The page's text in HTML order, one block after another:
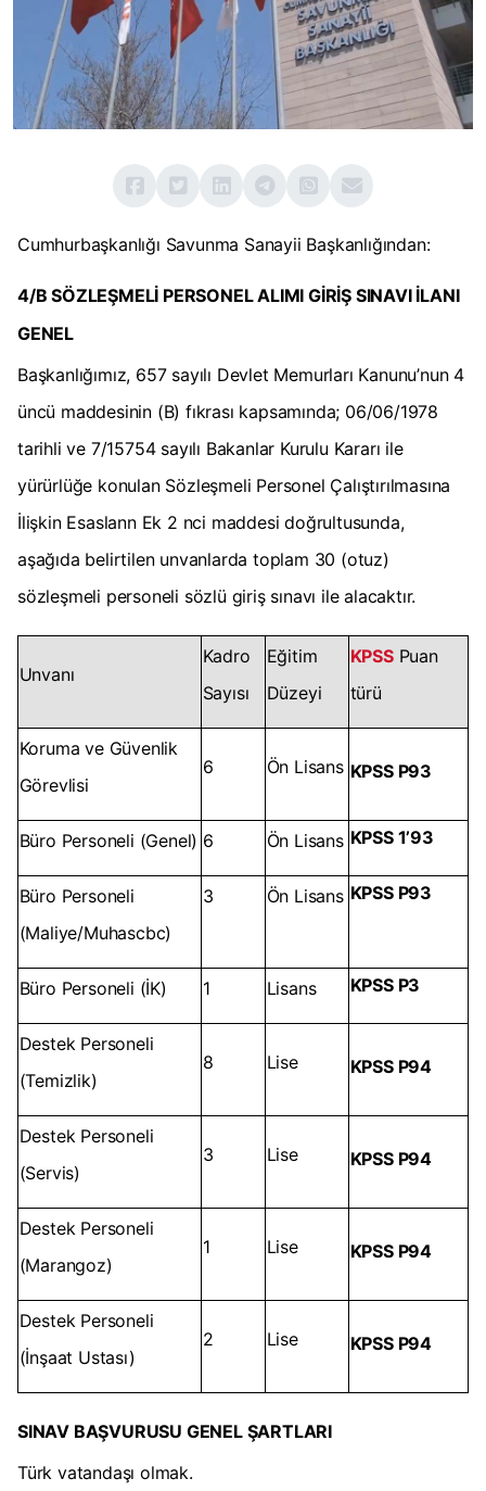
Cumhurbaşkanlığı Savunma Sanayii Başkanlığından:
4/B SÖZLEŞMELİ PERSONEL ALIMI GİRİŞ SINAVI İLANI
GENEL
Başkanlığımız, 657 sayılı Devlet Memurları Kanunu’nun 4
üncü maddesinin (B) fıkrası kapsamında; 06/06/1978
tarihli ve 7/15754 sayılı Bakanlar Kurulu Kararı ile
yürürlüğe konulan Sözleşmeli Personel Çalıştırılmasına
İlişkin Esaslann Ek 2 nci maddesi doğrultusunda,
aşağıda belirtilen unvanlarda toplam 30 (otuz)
sözleşmeli personeli sözlü giriş sınavı ile alacaktır.
Unvanı
Kadro
Sayısı
Eğitim
Düzeyi
KPSSPuan
türü
Koruma ve Güvenlik
Görevlisi
6 Ön Lisans KPSS P93
Büro Personeli (Genel) 6 Ön Lisans KPSS 1’93
Büro Personeli
(Maliye/Muhascbc)
3 Ön Lisans KPSS P93
Büro Personeli (İK) 1 Lisans KPSS P3
Destek Personeli
(Temizlik)
8 Lise KPSS P94
Destek Personeli
(Servis)
3 Lise KPSS P94
Destek Personeli
(Marangoz)
1 Lise KPSS P94
Destek Personeli
(İnşaat Ustası)
2 Lise KPSS P94
SINAV BAŞVURUSU GENEL ŞARTLARI
Türk vatandaşı olmak.